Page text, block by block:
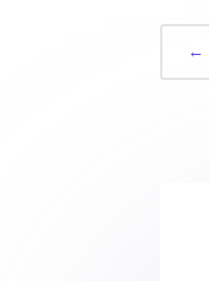
←